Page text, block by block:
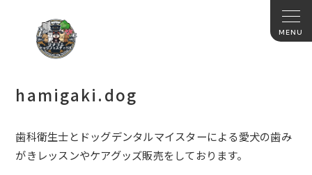
hamigaki.dog
歯科衛生士とドッグデンタルマイスターによる愛犬の歯み
がきレッスンやケアグッズ販売をしております。